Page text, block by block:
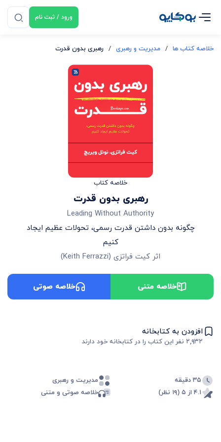
ورود / ثبت نام
خلاصه کتاب ها / مدیریت و رهبری / رهبری بدون قدرت
خلاصه کتاب
رهبری بدون قدرت
Leading Without Authority
چگونه بدون داشتن قدرت رسمی، تحولات عظیم ایجاد
کنیم
اثر کیت فراتزی (
Keith Ferrazzi
)
خلاصه متنی خلاصه صوتی
افزودن به کتابخانه
۲,۹۳۲ نفر این کتاب را در کتابخانه خود دارند
۳۵ دقیقه
مدیریت و رهبری
۴.۱ از ۵ (۱۹ نظر)
خلاصه صوتی و متنی